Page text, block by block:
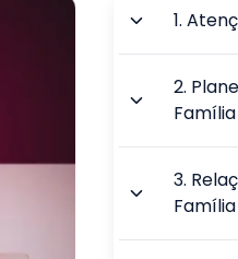
1.
2.
Família
3.
Família